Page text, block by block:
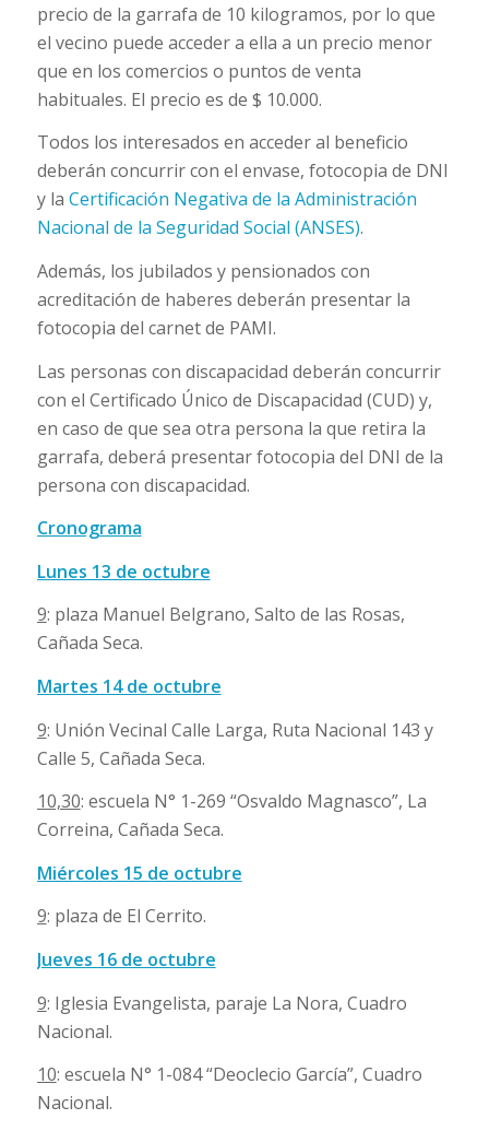
precio de la garrafa de 10 kilogramos, por lo que
el vecino puede acceder a ella a un precio menor
que en los comercios o puntos de venta
habituales. El precio es de $ 10.000.
Todos los interesados en acceder al beneficio
deberán concurrir con el envase, fotocopia de DNI
y la Certificación Negativa de la Administración
Nacional de la Seguridad Social (ANSES).
Además, los jubilados y pensionados con
acreditación de haberes deberán presentar la
fotocopia del carnet de PAMI.
Las personas con discapacidad deberán concurrir
con el Certificado Único de Discapacidad (CUD) y,
en caso de que sea otra persona la que retira la
garrafa, deberá presentar fotocopia del DNI de la
persona con discapacidad.
Cronograma
Lunes 13 de octubre
9: plaza Manuel Belgrano, Salto de las Rosas,
Cañada Seca.
Martes 14 de octubre
9: Unión Vecinal Calle Larga, Ruta Nacional 143 y
Calle 5, Cañada Seca.
10,30: escuela N° 1-269 “Osvaldo Magnasco”, La
Correina, Cañada Seca.
Miércoles 15 de octubre
9: plaza de El Cerrito.
Jueves 16 de octubre
9: Iglesia Evangelista, paraje La Nora, Cuadro
Nacional.
10: escuela N° 1-084 “Deoclecio García”, Cuadro
Nacional.